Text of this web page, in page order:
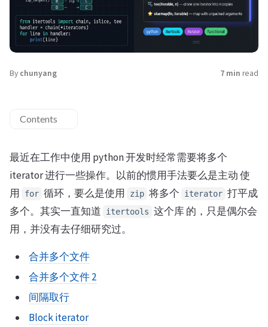
By chunyang 7 min read
Contents
最近在工作中使用 python 开发时经常需要将多个
iterator 进行一些操作。以前的惯用手法要么是主动 使
用
for 循环，要么是使用 zip 将多个 iterator 打平成
多个。其实一直知道
itertools 这个库 的，只是偶尔会
用，并没有去仔细研究过。
合并多个文件
合并多个文件 2
间隔取行
Block iterator